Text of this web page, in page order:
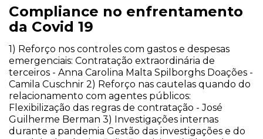
Compliance no enfrentamento
da Covid 19
1) Reforço nos controles com gastos e despesas
emergenciais: Contratação extraordinária de
terceiros - Anna Carolina Malta Spilborghs Doações -
Camila Cuschnir 2) Reforço nas cautelas quando do
relacionamento com agentes públicos:
Flexibilização das regras de contratação - José
Guilherme Berman 3) Investigações internas
durante a pandemia Gestão das investigações e do